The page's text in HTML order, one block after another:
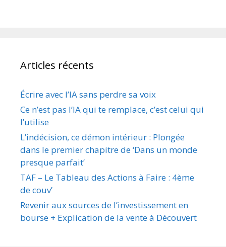
Articles récents
Écrire avec l’IA sans perdre sa voix
Ce n’est pas l’IA qui te remplace, c’est celui qui
l’utilise
L’indécision, ce démon intérieur : Plongée
dans le premier chapitre de ‘Dans un monde
presque parfait’
TAF – Le Tableau des Actions à Faire : 4ème
de couv’
Revenir aux sources de l’investissement en
bourse + Explication de la vente à Découvert